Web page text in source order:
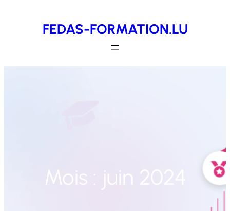
FEDAS-FORMATION.LU
Mois : juin 2024